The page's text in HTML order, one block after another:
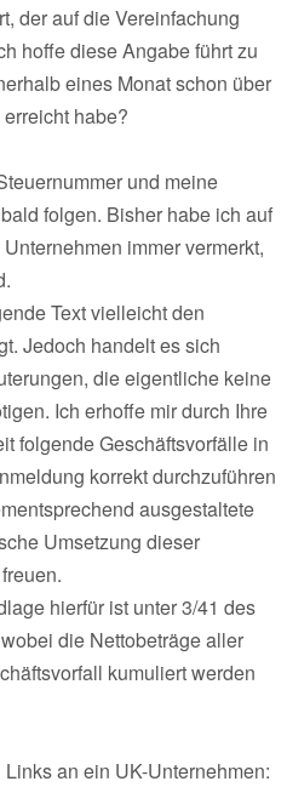
der auf die Vereinfachung
hoffe diese Angabe führt zu
eines Monat schon über
habe?
und meine
folgen. Bisher habe ich auf
immer vermerkt,
Text vielleicht den
Jedoch handelt es sich
die eigentliche keine
Ich erhoffe mir durch Ihre
folgende Geschäftsvorfälle in
korrekt durchzuführen
ausgestaltete
Umsetzung dieser
hierfür ist unter 3/41 des
die Nettobeträge aller
kumuliert werden
an ein UK-Unternehmen: